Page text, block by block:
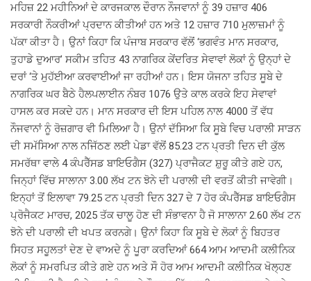
ਮਹਿਜ਼ 22 ਮਹੀਨਿਆਂ ਦੇ ਕਾਰਜਕਾਲ ਦੌਰਾਨ ਨੌਜਵਾਨਾਂ ਨੂੰ 39 ਹਜ਼ਾਰ 406
ਸਰਕਾਰੀ ਨੌਕਰੀਆਂ ਪ੍ਰਦਾਨ ਕੀਤੀਆਂ ਹਨ ਅਤੇ 12 ਹਜ਼ਾਰ 710 ਮੁਲਾਜ਼ਮਾਂ ਨੂੰ
ਪੱਕਾ ਕੀਤਾ ਹੈ। ਉਨਾਂ ਕਿਹਾ ਕਿ ਪੰਜਾਬ ਸਰਕਾਰ ਵੱਲੋਂ ‘ਭਗਵੰਤ ਮਾਨ ਸਰਕਾਰ,
ਤੁਹਾਡੇ ਦੁਆਰ’ ਸਕੀਮ ਤਹਿਤ 43 ਨਾਗਰਿਕ ਕੇਂਦਰਿਤ ਸੇਵਾਵਾਂ ਲੋਕਾਂ ਨੂੰ ਉਨ੍ਹਾਂ ਦੇ
ਦਰਾਂ ‘ਤੇ ਮੁਹੱਈਆ ਕਰਵਾਈਆਂ ਜਾ ਰਹੀਆਂ ਹਨ। ਇਸ ਯੋਜਨਾ ਤਹਿਤ ਸੂਬੇ ਦੇ
ਨਾਗਰਿਕ ਘਰ ਬੈਠੇ ਹੈਲਪਲਾਈਨ ਨੰਬਰ 1076 ਉਤੇ ਕਾਲ ਕਰਕੇ ਇਹ ਸੇਵਾਵਾਂ
ਹਾਸਲ ਕਰ ਸਕਦੇ ਹਨ। ਮਾਨ ਸਰਕਾਰ ਦੀ ਇਸ ਪਹਿਲ ਨਾਲ 4000 ਤੋਂ ਵੱਧ
ਨੌਜਵਾਨਾਂ ਨੂੰ ਰੋਜ਼ਗਾਰ ਵੀ ਮਿਲਿਆ ਹੈ। ਉਨਾਂ ਦੱਸਿਆ ਕਿ ਸੂਬੇ ਵਿਚ ਪਰਾਲੀ ਸਾੜਨ
ਦੀ ਸਮੱਸਿਆ ਨਾਲ ਨਜਿੱਠਣ ਲਈ ਪੇਡਾ ਵੱਲੋਂ 85.23 ਟਨ ਪ੍ਰਤੀ ਦਿਨ ਦੀ ਕੁੱਲ
ਸਮਰੱਥਾ ਵਾਲੇ 4 ਕੰਪਰੈੱਸਡ ਬਾਇਓਗੈਸ (327) ਪ੍ਰਾਜੈਕਟ ਸ਼ੁਰੂ ਕੀਤੇ ਗਏ ਹਨ,
ਜਿਨ੍ਹਾਂ ਵਿੱਚ ਸਾਲਾਨਾ 3.00 ਲੱਖ ਟਨ ਝੋਨੇ ਦੀ ਪਰਾਲੀ ਦੀ ਵਰਤੋਂ ਕੀਤੀ ਜਾਵੇਗੀ।
ਇਨ੍ਹਾਂ ਤੋਂ ਇਲਾਵਾ 79.25 ਟਨ ਪ੍ਰਤੀ ਦਿਨ 327 ਦੇ 7 ਹੋਰ ਕੰਪਰੈੱਸਡ ਬਾਇਓਗੈਸ
ਪ੍ਰੋਜੈਕਟ ਮਾਰਚ, 2025 ਤੱਕ ਚਾਲੂ ਹੋਣ ਦੀ ਸੰਭਾਵਨਾ ਹੈ ਜੋ ਸਾਲਾਨਾ 2.60 ਲੱਖ ਟਨ
ਝੋਨੇ ਦੀ ਪਰਾਲੀ ਦੀ ਖਪਤ ਕਰਨਗੇ। ਉਨਾਂ ਕਿਹਾ ਕਿ ਸੂਬੇ ਦੇ ਲੋਕਾਂ ਨੂੰ ਬਿਹਤਰ
ਸਿਹਤ ਸਹੂਲਤਾਂ ਦੇਣ ਦੇ ਵਾਅਦੇ ਨੂੰ ਪੂਰਾ ਕਰਦਿਆਂ 664 ਆਮ ਆਦਮੀ ਕਲੀਨਿਕ
ਲੋਕਾਂ ਨੂੰ ਸਮਰਪਿਤ ਕੀਤੇ ਗਏ ਹਨ ਅਤੇ ਸੌ ਹੋਰ ਆਮ ਆਦਮੀ ਕਲੀਨਿਕ ਖੋਲ੍ਹਣ